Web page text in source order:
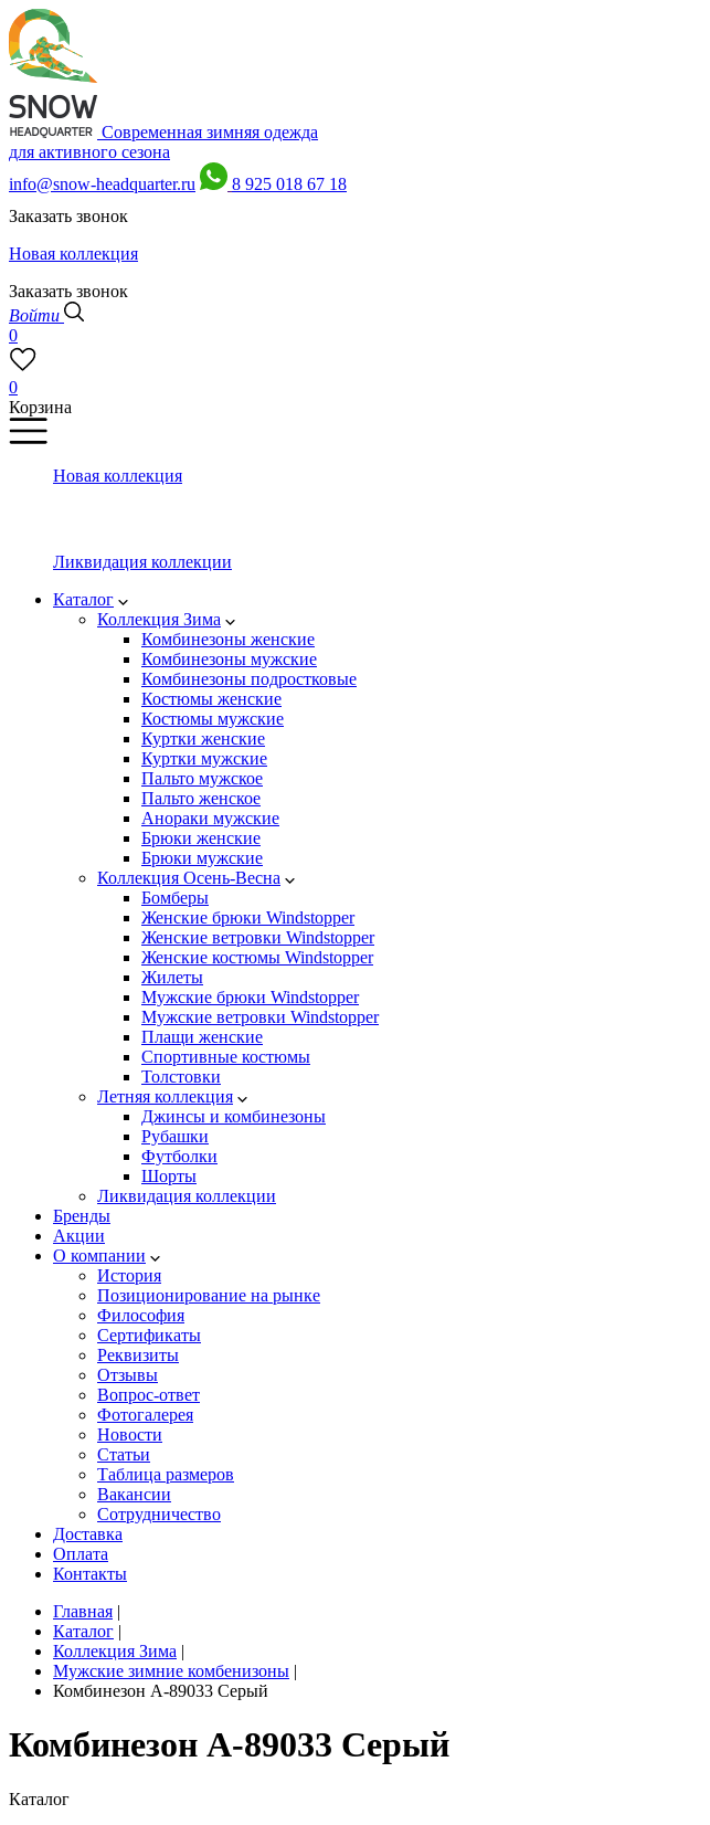
Современная зимняя одежда
для активного сезона
info@snow-headquarter.ru
8 925 018 67 18
Заказать звонок
Новая коллекция
Заказать звонок
Войти
0
0
Корзина
Новая коллекция
Ликвидация коллекции
Каталог
Коллекция Зима
Комбинезоны женские
Комбинезоны мужские
Комбинезоны подростковые
Костюмы женские
Костюмы мужские
Куртки женские
Куртки мужские
Пальто мужское
Пальто женское
Анораки мужские
Брюки женские
Брюки мужские
Коллекция Осень-Весна
Бомберы
Женские брюки Windstopper
Женские ветровки Windstopper
Женские костюмы Windstopper
Жилеты
Мужские брюки Windstopper
Мужские ветровки Windstopper
Плащи женские
Спортивные костюмы
Толстовки
Летняя коллекция
Джинсы и комбинезоны
Рубашки
Футболки
Шорты
Ликвидация коллекции
Бренды
Акции
О компании
История
Позиционирование на рынке
Философия
Сертификаты
Реквизиты
Отзывы
Вопрос-ответ
Фотогалерея
Новости
Статьи
Таблица размеров
Вакансии
Сотрудничество
Доставка
Оплата
Контакты
Главная |
Каталог |
Коллекция Зима |
Мужские зимние комбенизоны |
Комбинезон A-89033 Серый
Комбинезон A-89033 Серый
Каталог